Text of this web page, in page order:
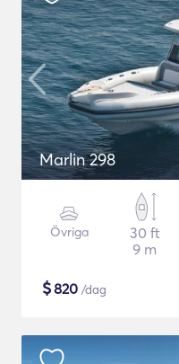
Marlin 298
Övriga
30 ft
9 m
$820 /dag